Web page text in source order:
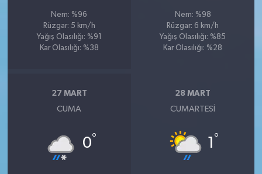
Nem: %96
Rüzgar: 5 km/h
Yağış Olasılığı: %91
Kar Olasılığı: %38
Nem: %98
Rüzgar: 6 km/h
Yağış Olasılığı: %85
Kar Olasılığı: %28
27 MART
CUMA
0°
28 MART
CUMARTESI
1 °